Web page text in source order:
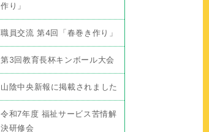
作り」
職員交流 第4回「春巻き作り」
第3回教育長杯キンボール大会
山陰中央新報に掲載されました
令和7年度 福祉サービス苦情解
決研修会